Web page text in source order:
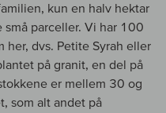
kun en halv hektar
små parceller. Vi har 100
her, dvs. Petite Syrah eller
på granit, en del på
er mellem 30 og
som alt andet på